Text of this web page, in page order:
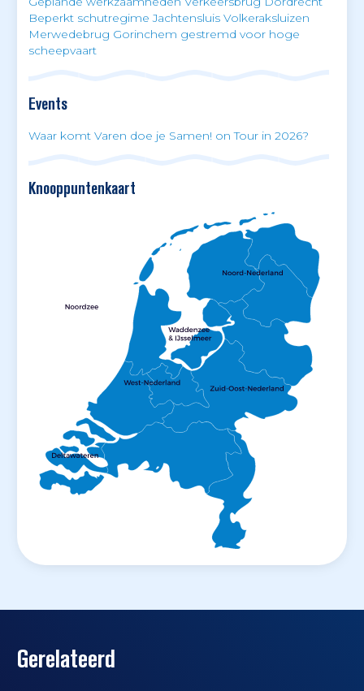
Beperkt schutregime Jachtensluis Volkeraksluizen
Merwedebrug Gorinchem gestremd voor hoge
scheepvaart
Events
Waar komt Varen doe je Samen! on Tour in 2026?
Knooppuntenkaart
Gerelateerd